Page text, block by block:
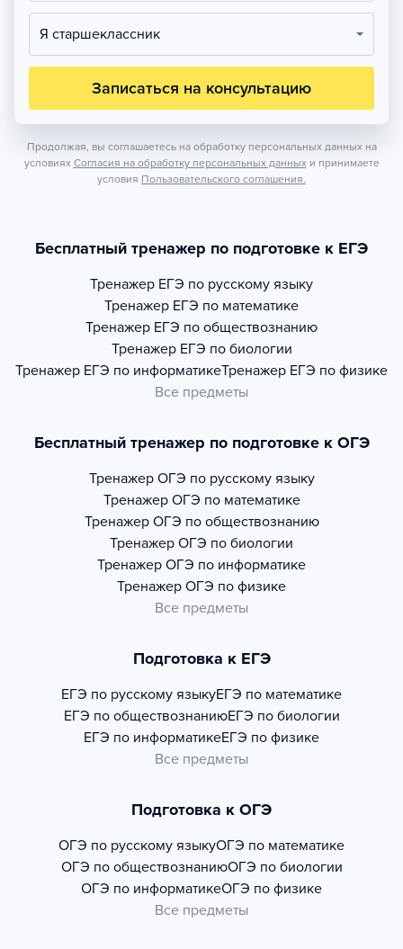
Я старшеклассник
Записаться на консультацию
Продолжая, вы соглашаетесь на обработку персональных данных на
условиях Согласия на обработку персональных данных и принимаете
условия Пользовательского соглашения.
Бесплатный тренажер по подготовке к ЕГЭ
Тренажер ЕГЭ по русскому языку
Тренажер ЕГЭ по математике
Тренажер ЕГЭ по обществознанию
Тренажер ЕГЭ по биологии
Тренажер ЕГЭ по информатикеТренажер ЕГЭ по физике
Все предметы
Бесплатный тренажер по подготовке к ОГЭ
Тренажер ОГЭ по русскому языку
Тренажер ОГЭ по математике
Тренажер ОГЭ по обществознанию
Тренажер ОГЭ по биологии
Тренажер ОГЭ по информатике
Тренажер ОГЭ по физике
Все предметы
Подготовка к ЕГЭ
ЕГЭ по русскому языкуЕГЭ по математике
ЕГЭ по обществознаниюЕГЭ по биологии
ЕГЭ по информатикеЕГЭ по физике
Все предметы
Подготовка к ОГЭ
ОГЭ по русскому языкуОГЭ по математике
ОГЭ по обществознаниюОГЭ по биологии
ОГЭ по информатикеОГЭ по физике
Все предметы